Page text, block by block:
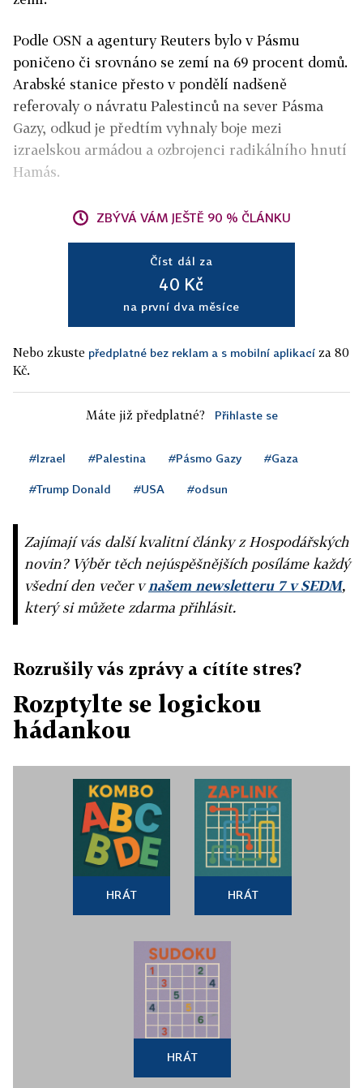
Podle OSN a agentury Reuters bylo v Pásmu
poničeno či srovnáno se zemí na 69 procent domů.
Arabské stanice přesto v pondělí nadšeně
referovaly o návratu Palestinců na sever Pásma
Gazy, odkud je předtím vyhnaly boje mezi
izraelskou armádou a ozbrojenci radikálního hnutí
Hamás.
ZBÝVÁ VÁM JEŠTĚ 90 % ČLÁNKU
Číst dál za
40 Kč
na první dva měsíce
Nebo zkuste předplatné bez reklam a s mobilní aplikací za 80
Kč.
Máte již předplatné? Přihlaste se
#Izrael #Palestina #Pásmo Gazy #Gaza
#Trump Donald #USA #odsun
Zajímají vás další kvalitní články z Hospodářských
novin? Výběr těch nejúspěšnějších posíláme každý
všední den večer vnašem newsletteru 7 v SEDM,
který si můžete zdarma přihlásit.
Rozrušily vás zprávy a cítíte stres?
Rozptylte se logickou
hádankou
HRÁT HRÁT
HRÁT